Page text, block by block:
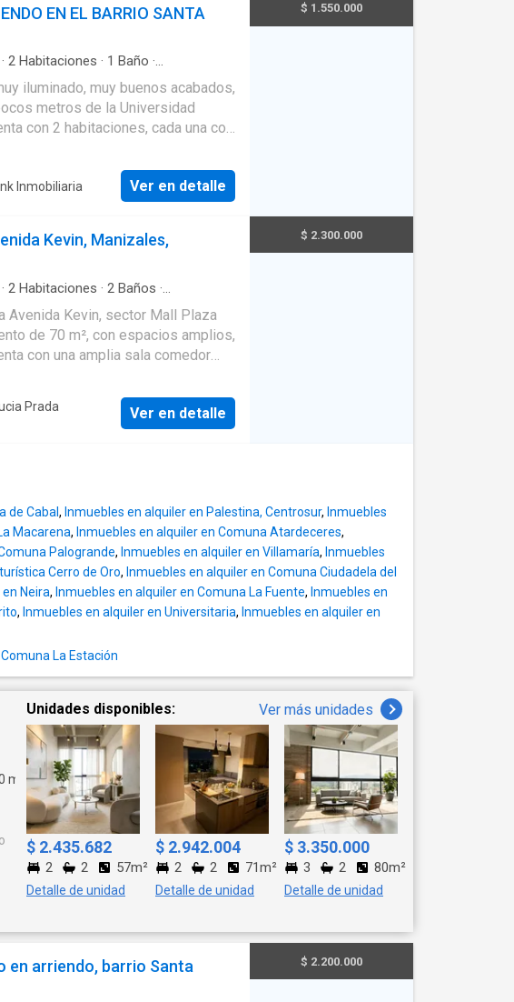
EN EL BARRIO SANTA
· 2 Habitaciones · 1 Baño ·
iluminado, muy buenos acabados,
metros de la Universidad
con 2 habitaciones, cada una con
Inmobiliaria Ver en detalle
$ 1.550.000
Kevin, Manizales,
· 2 Habitaciones · 2 Baños ·
·Vista panorámica·Seguridad
Avenida Kevin, sector Mall Plaza
de 70 m², con espacios amplios,
con una amplia sala comedor
ofreciendo comodidad y
en una excelente opción
propiedad.
Prada
Ver en detalle
$ 2.300.000
de Cabal , Inmuebles en alquiler en Palestina, Centrosur, Inmuebles
Macarena, Inmuebles en alquiler en Comuna Atardeceres,
Palogrande, Inmuebles en alquiler en Villamaría, Inmuebles
Cerro de Oro, Inmuebles en alquiler en Comuna Ciudadela del
Neira, Inmuebles en alquiler en Comuna La Fuente, Inmuebles en
, Inmuebles en alquiler en Universitaria, Inmuebles en alquiler en
La Estación
m²
Unidades disponibles: Ver más unidades
$ 2.435.682
2 2 57m²
Detalle de unidad
$ 2.942.004
2 2 71m²
Detalle de unidad
$ 3.350.000
3 2 80m²
Detalle de unidad
en arriendo, barrio Santa
$ 2.200.000